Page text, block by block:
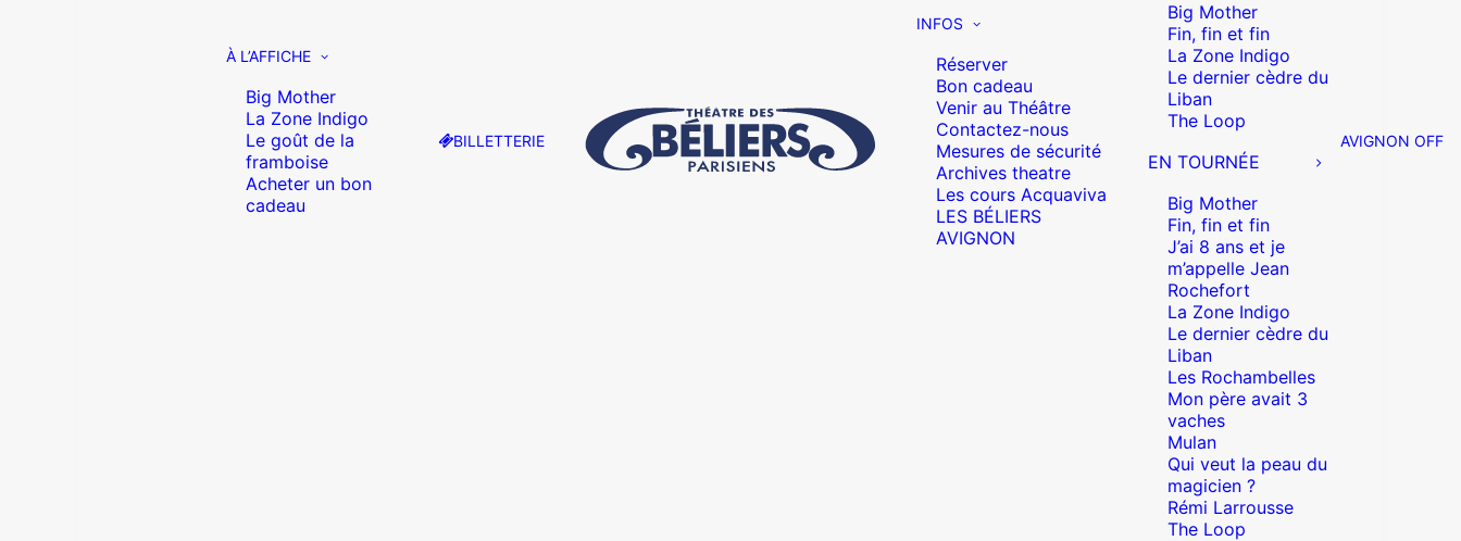
À L’AFFICHE
Big Mother
La Zone Indigo
Le goût de la
framboise
Acheter un bon
cadeau
BILLETTERIE
INFOS
Réserver
Bon cadeau
Venir au Théâtre
Contactez-nous
Mesures de sécurité
Archives theatre
Les cours Acquaviva
LES BÉLIERS
AVIGNON
Big Mother
Fin, fin et fin
La Zone Indigo
Le dernier cèdre du
Liban
The Loop
EN TOURNÉE
Big Mother
Fin, fin et fin
J’ai 8 ans et je
m’appelle Jean
Rochefort
La Zone Indigo
Le dernier cèdre du
Liban
Les Rochambelles
Mon père avait 3
vaches
Mulan
Qui veut la peau du
magicien ?
Rémi Larrousse
The Loop
AVIGNON OFF